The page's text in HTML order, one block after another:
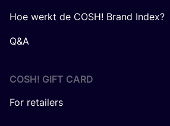
Hoe werkt de COSH! Brand Index?
Q&A
COSH! GIFT CARD
For retailers